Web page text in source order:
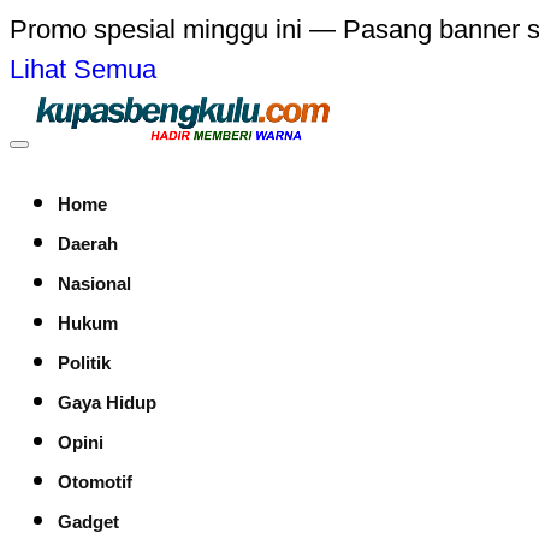
Promo spesial minggu ini — Pasang banner
Lihat Semua
Home
Daerah
Nasional
Hukum
Politik
Gaya Hidup
Opini
Otomotif
Gadget